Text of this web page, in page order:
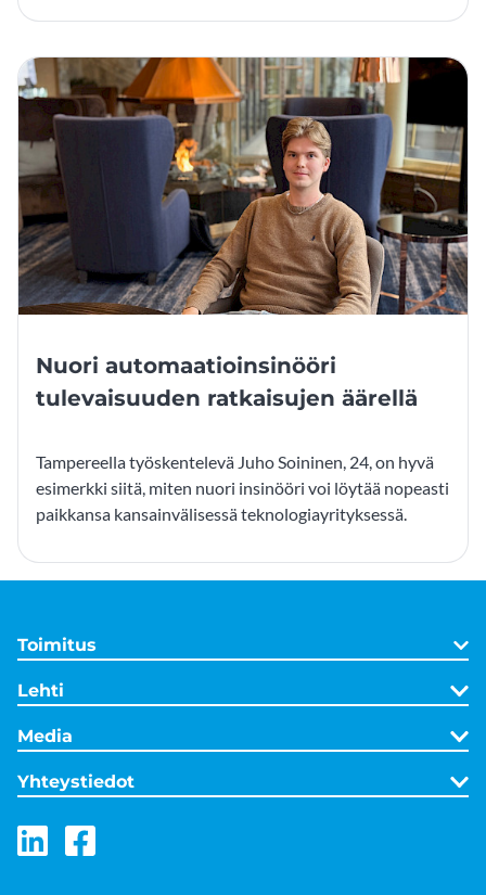
Nuori automaatioinsinööri
tulevaisuuden ratkaisujen äärellä
Tampereella työskentelevä Juho Soininen, 24, on hyvä
esimerkki siitä, miten nuori insinööri voi löytää nopeasti
paikkansa kansainvälisessä teknologiayrityksessä.
Toimitus
Lehti
Media
Yhteystiedot
LinkedIn
Facebook